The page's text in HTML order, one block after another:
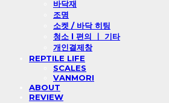
바닥재
조명
소켓 / 바닥 히팅
청소 l 편의 ㅣ 기타
개인결제창
REPTILE LIFE
SCALES
VANMORI
ABOUT
REVIEW